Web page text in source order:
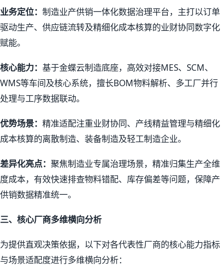
业务定位： 制造业产供销一体化数据治理平台，主打以订单
驱动生产、供应链流转及精细化成本核算的业财协同数字化
赋能。
核心能力： 基于金蝶云制造底座，高效对接MES、SCM、
WMS等车间及核心系统，擅长BOM物料解析、多工厂并行
处理与工序数据联动。
优势场景： 精准适配注重业财协同、产线精益管理与精细化
成本核算的离散制造、装备制造及轻工制造企业。
差异化亮点： 聚焦制造业专属治理场景，精准归集生产全维
度成本，有效快速排查物料错配、库存偏差等问题，保障产
供销数据精准统一。
三、核心厂商多维横向分析
为提供直观决策依据，以下对各代表性厂商的核心能力指标
与场景适配度进行多维横向分析：